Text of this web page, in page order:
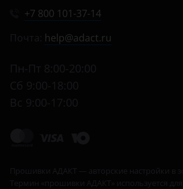
+7 800 101-37-14
help@adact.ru